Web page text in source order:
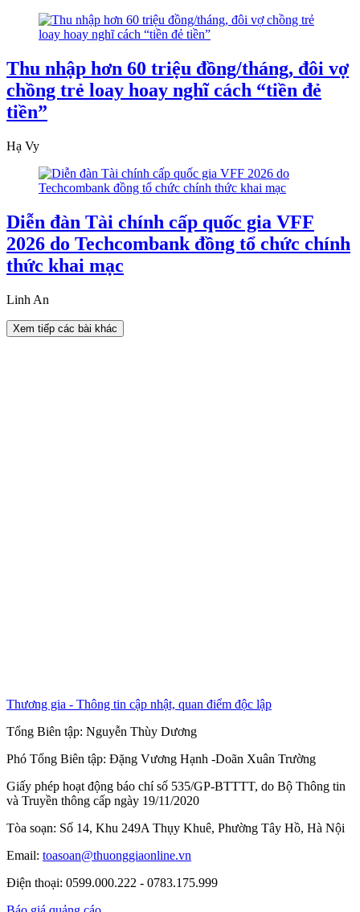
Thu nhập hơn 60 triệu đồng/tháng, đôi vợ
chồng trẻ loay hoay nghĩ cách “tiền đẻ
tiền”
Hạ Vy
Diễn đàn Tài chính cấp quốc gia VFF
2026 do Techcombank đồng tổ chức chính
thức khai mạc
Linh An
Xem tiếp các bài khác
Thương gia - Thông tin cập nhật, quan điểm độc lập
Tổng Biên tập: Nguyễn Thùy Dương
Phó Tổng Biên tập: Đặng Vương Hạnh -Doãn Xuân Trường
Giấy phép hoạt động báo chí số 535/GP-BTTTT, do Bộ Thông tin
và Truyền thông cấp ngày 19/11/2020
Tòa soạn: Số 14, Khu 249A Thụy Khuê, Phường Tây Hồ, Hà Nội
Email: toasoan@thuonggiaonline.vn
Điện thoại: 0599.000.222 - 0783.175.999